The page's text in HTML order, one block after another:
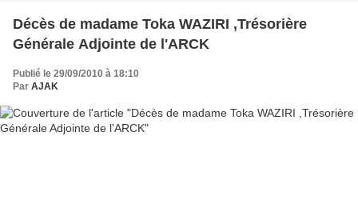
Décès de madame Toka WAZIRI ,Trésorière
Générale Adjointe de l'ARCK
Publié le 29/09/2010 à 18:10
Par AJAK